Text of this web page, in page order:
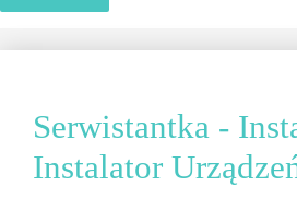
Serwistantka -
Instalator